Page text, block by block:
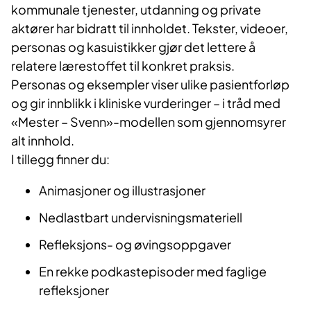
kommunale tjenester, utdanning og private
aktører har bidratt til innholdet. Tekster, videoer,
personas og kasuistikker gjør det lettere å
relatere lærestoffet til konkret praksis.
Personas og eksempler viser ulike pasientforløp
og gir innblikk i kliniske vurderinger – i tråd med
«Mester – Svenn»-modellen som gjennomsyrer
alt innhold.
I tillegg finner du:
Animasjoner og illustrasjoner
Nedlastbart undervisningsmateriell
Refleksjons- og øvingsoppgaver
En rekke podkastepisoder med faglige
refleksjoner